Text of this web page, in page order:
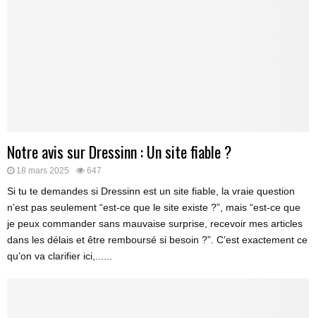
Notre avis sur Dressinn : Un site fiable ?
18 mars 2025 647
Si tu te demandes si Dressinn est un site fiable, la vraie question
n’est pas seulement “est-ce que le site existe ?”, mais “est-ce que
je peux commander sans mauvaise surprise, recevoir mes articles
dans les délais et être remboursé si besoin ?”. C’est exactement ce
qu’on va clarifier ici,......